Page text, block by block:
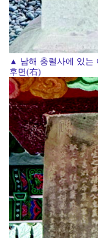
▲ 남해 충렬사에 있는
후면(右)